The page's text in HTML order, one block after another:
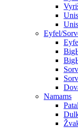
Eyfel/
Namams